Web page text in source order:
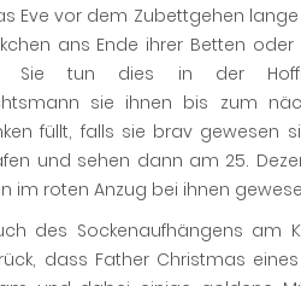
Eve vor dem Zubettgehen
ans Ende ihrer Betten
Sie tun dies in der
sie ihnen bis zum
füllt, falls sie brav gewesen
und sehen dann am 25.
im roten Anzug bei ihnen
des Sockenaufhängens am
dass Father Christmas